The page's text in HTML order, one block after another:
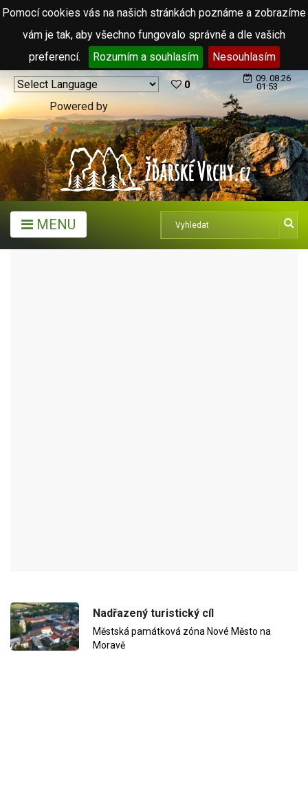
Pomocí cookies vás na našich stránkách poznáme a zobrazíme
vám je tak, aby všechno fungovalo správně a dle vašich
preferencí.
Rozumím a souhlasím Nesouhlasím
Powered by
Translate
0
09. 08.26
01:53
MENU
Nadřazený turistický cíl
Městská památková zóna Nové Město na
Moravě